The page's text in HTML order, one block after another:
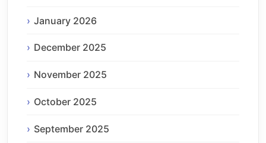
January 2026
December 2025
November 2025
October 2025
September 2025